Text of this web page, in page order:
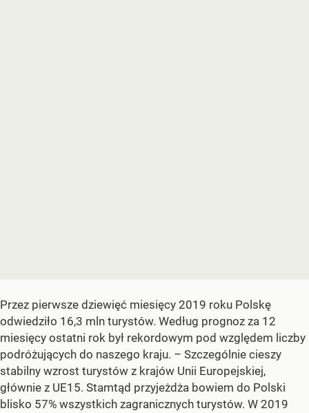
Przez pierwsze dziewięć miesięcy 2019 roku Polskę
odwiedziło 16,3 mln turystów. Według prognoz za 12
miesięcy ostatni rok był rekordowym pod względem liczby
podróżujących do naszego kraju. – Szczególnie cieszy
stabilny wzrost turystów z krajów Unii Europejskiej,
głównie z UE15. Stamtąd przyjeżdża bowiem do Polski
blisko 57% wszystkich zagranicznych turystów. W 2019